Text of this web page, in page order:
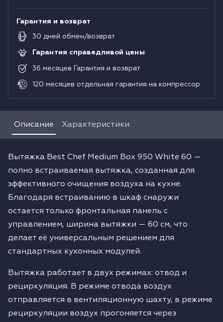
Гарантия и возврат
30 дней обмен/возврат
Гарантия справедливой цены
36 месяцев Гарантия и возврат
120 месяцев отдельная гарантия на компрессор
Описание Характеристики
Вытяжка Best Chef Medium Box 950 White 60 —
полно встраиваемая вытяжка, созданная для
эффективного очищения воздуха на кухне.
Благодаря встраиванию в шкаф снаружи
остается только фронтальная панель с
управлением, ширина вытяжки — 60 см, что
делает её универсальным решением для
стандартных кухонных модулей.
Вытяжка работает в двух режимах: отвод и
рециркуляция. В режиме отвода воздух
отправляется в вентиляционную шахту, в режиме
рециркуляции воздух прогоняется через